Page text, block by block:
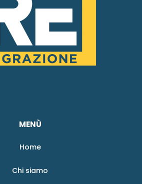
MENÙ
Home
Chi siamo